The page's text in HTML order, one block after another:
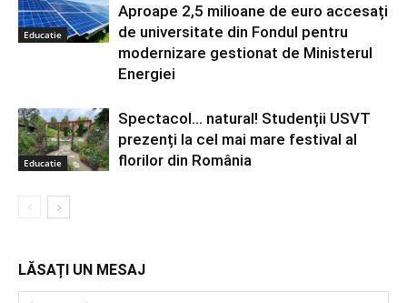
Educatie
Aproape 2,5 milioane de euro accesați
de universitate din Fondul pentru
modernizare gestionat de Ministerul
Energiei
Educatie
Spectacol… natural! Studenții USVT
prezenți la cel mai mare festival al
florilor din România
LĂSAȚI UN MESAJ